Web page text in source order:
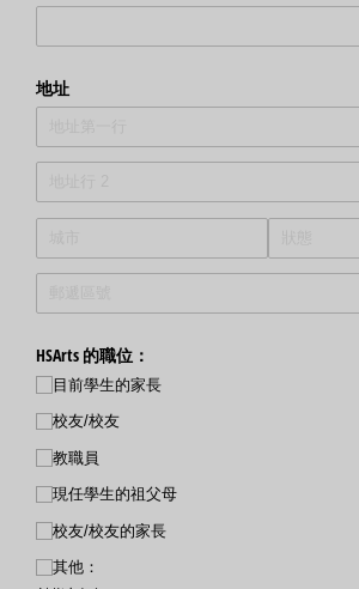
地址
HSArts 的職位：
目前學生的家長
校友/校友
教職員
現任學生的祖父母
校友/校友的家長
其他：